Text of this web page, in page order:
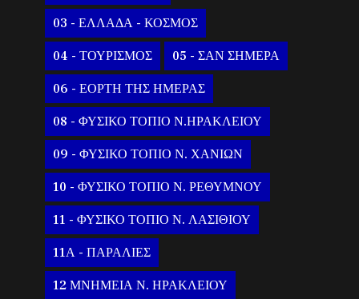
03 - ΕΛΛΑΔΑ - ΚΟΣΜΟΣ
04 - ΤΟΥΡΙΣΜΟΣ 05 - ΣΑΝ ΣΗΜΕΡΑ
06 - ΕΟΡΤΗ ΤΗΣ ΗΜΕΡΑΣ
08 - ΦΥΣΙΚΟ ΤΟΠΙΟ Ν.ΗΡΑΚΛΕΙΟΥ
09 - ΦΥΣΙΚΟ ΤΟΠΙΟ Ν. ΧΑΝΙΩΝ
10 - ΦΥΣΙΚΟ ΤΟΠΙΟ Ν. ΡΕΘΥΜΝΟΥ
11 - ΦΥΣΙΚΟ ΤΟΠΙΟ Ν. ΛΑΣΙΘΙΟΥ
11Α - ΠΑΡΑΛΙΕΣ
12 ΜΝΗΜΕΙΑ Ν. ΗΡΑΚΛΕΙΟΥ